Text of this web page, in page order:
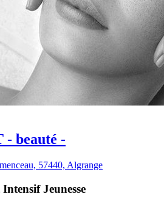
beauté -
57440, Algrange
Jeunesse